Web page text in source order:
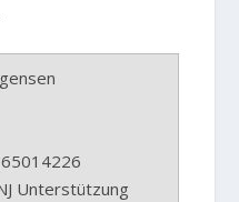
Unterstützung